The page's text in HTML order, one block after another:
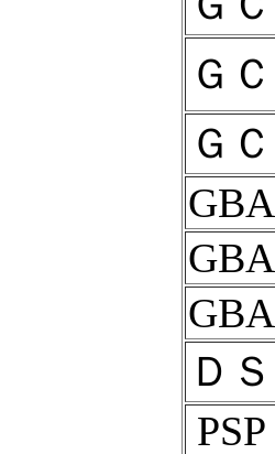
ＧＣ
ＧＣ
GBA
GBA
GBA
ＤＳ
PSP